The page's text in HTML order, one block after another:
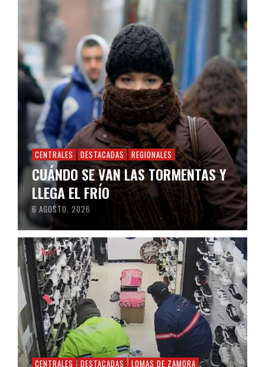
CENTRALES DESTACADAS REGIONALES
CUÁNDO SE VAN LAS TORMENTAS Y
LLEGA EL FRÍO
6 AGOSTO, 2026
CENTRALES DESTACADAS LOMAS DE ZAMORA